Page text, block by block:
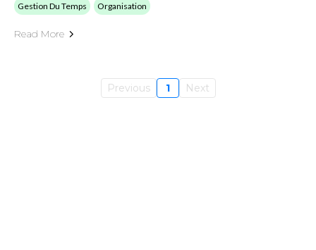
Gestion Du Temps Organisation
Read More
Previous 1 Next